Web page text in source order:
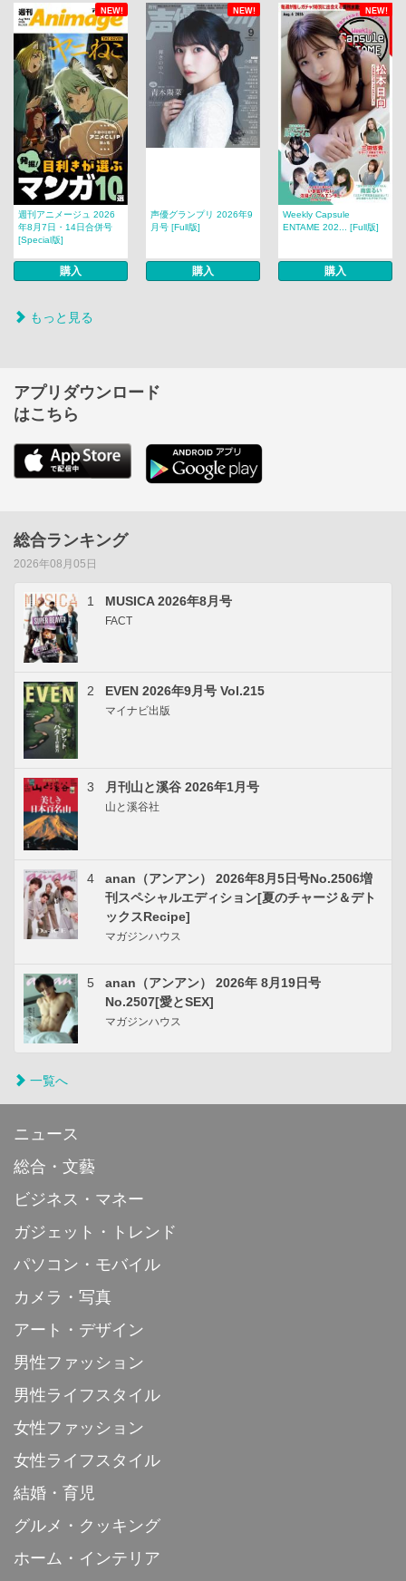
NEW! NEW! NEW!
週刊アニメージュ 2026
年8月7日・14日合併号
[Special版]
購入
声優グランプリ 2026年9
月号 [Full版]
購入
Weekly Capsule
ENTAME 202... [Full版]
購入
もっと見る
アプリダウンロード
はこちら
総合ランキング
2026年08月05日
1 MUSICA 2026年8月号
FACT
2 EVEN 2026年9月号 Vol.215
マイナビ出版
3 月刊山と溪谷 2026年1月号
山と溪谷社
4
anan（アンアン） 2026年8月5日号No.2506増
刊スペシャルエディション[夏のチャージ＆デト
ックスRecipe]
マガジンハウス
5
anan（アンアン） 2026年 8月19日号
No.2507[愛とSEX]
マガジンハウス
一覧へ
ニュース
総合・文藝
ビジネス・マネー
ガジェット・トレンド
パソコン・モバイル
カメラ・写真
アート・デザイン
男性ファッション
男性ライフスタイル
女性ファッション
女性ライフスタイル
結婚・育児
グルメ・クッキング
ホーム・インテリア